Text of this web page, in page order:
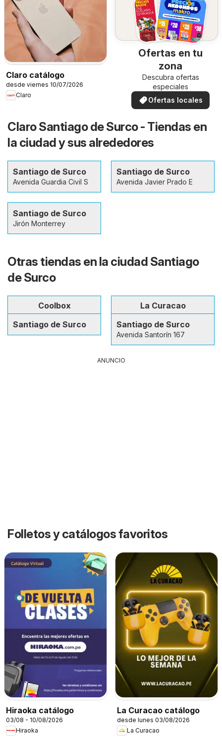
Claro catálogo
desde viernes 10/07/2026
Claro
Ofertas en tu
zona
Descubra ofertas
especiales
Ofertas locales
Claro Santiago de Surco - Tiendas en
la ciudad y sus alrededores
Santiago de Surco
Avenida Guardia Civil S
Santiago de Surco
Avenida Javier Prado E
Santiago de Surco
Jirón Monterrey
Otras tiendas en la ciudad Santiago
de Surco
Coolbox
Santiago de Surco
La Curacao
Santiago de Surco
Avenida Santorín 167
ANUNCIO
Folletos y catálogos favoritos
Hiraoka catálogo
03/08 - 10/08/2026
Hiraoka
La Curacao catálogo
desde lunes 03/08/2026
La Curacao